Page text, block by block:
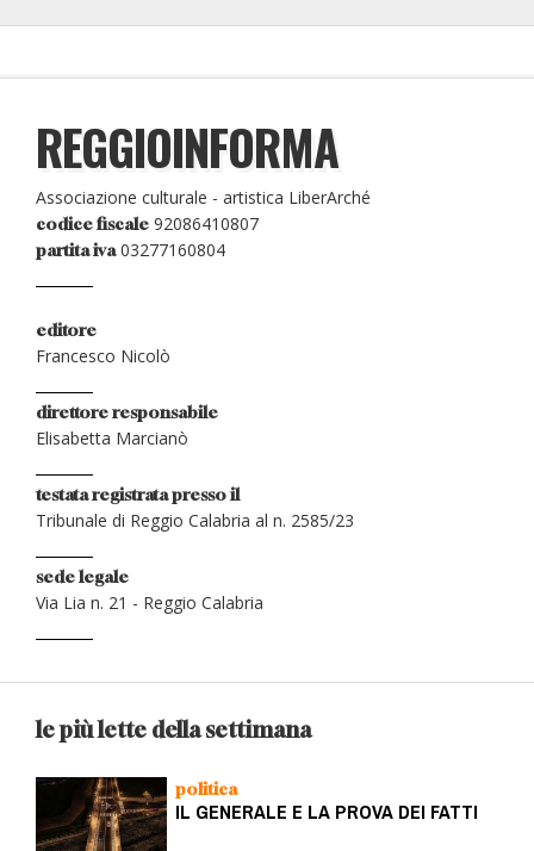
REGGIOINFORMA
Associazione culturale - artistica LiberArché
codice fiscale 92086410807
partita iva03277160804
editore
Francesco Nicolò
direttore responsabile
Elisabetta Marcianò
testata registrata presso il
Tribunale di Reggio Calabria al n. 2585/23
sede legale
Via Lia n. 21 - Reggio Calabria
le più lette della settimana
politica
IL GENERALE E LA PROVA DEI FATTI